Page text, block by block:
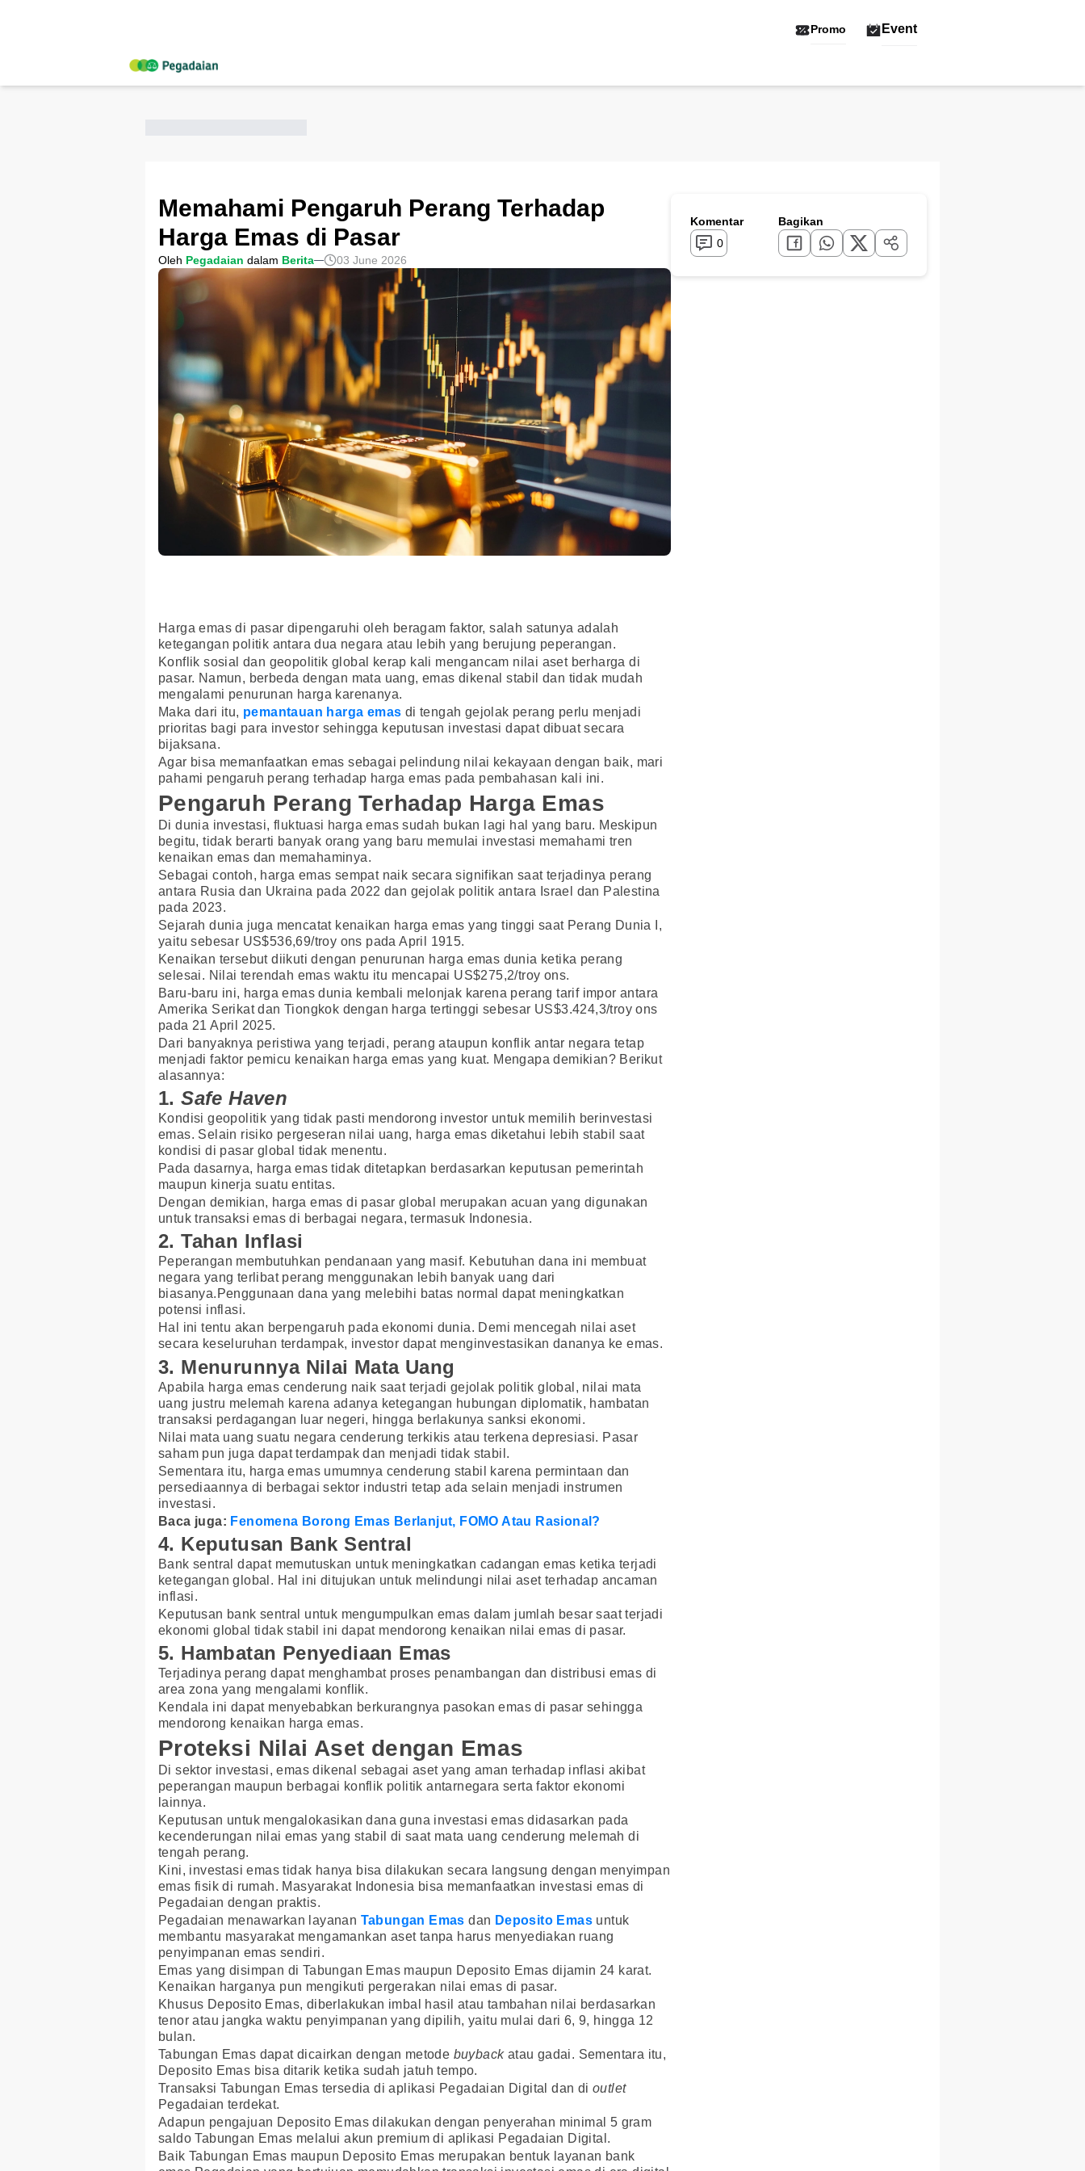
Promo Event
Memahami Pengaruh Perang Terhadap
Harga Emas di Pasar
Oleh Pegadaian dalam Berita 03 June 2026
Harga emas di pasar dipengaruhi oleh beragam faktor, salah satunya adalah
ketegangan politik antara dua negara atau lebih yang berujung peperangan.
Konflik sosial dan geopolitik global kerap kali mengancam nilai aset berharga di
pasar. Namun, berbeda dengan mata uang, emas dikenal stabil dan tidak mudah
mengalami penurunan harga karenanya.
Maka dari itu, pemantauan harga emas di tengah gejolak perang perlu menjadi
prioritas bagi para investor sehingga keputusan investasi dapat dibuat secara
bijaksana.
Agar bisa memanfaatkan emas sebagai pelindung nilai kekayaan dengan baik, mari
pahami pengaruh perang terhadap harga emas pada pembahasan kali ini.
Pengaruh Perang Terhadap Harga Emas
Di dunia investasi, fluktuasi harga emas sudah bukan lagi hal yang baru. Meskipun
begitu, tidak berarti banyak orang yang baru memulai investasi memahami tren
kenaikan emas dan memahaminya.
Sebagai contoh, harga emas sempat naik secara signifikan saat terjadinya perang
antara Rusia dan Ukraina pada 2022 dan gejolak politik antara Israel dan Palestina
pada 2023.
Sejarah dunia juga mencatat kenaikan harga emas yang tinggi saat Perang Dunia I,
yaitu sebesar US$536,69/troy ons pada April 1915.
Kenaikan tersebut diikuti dengan penurunan harga emas dunia ketika perang
selesai. Nilai terendah emas waktu itu mencapai US$275,2/troy ons.
Baru-baru ini, harga emas dunia kembali melonjak karena perang tarif impor antara
Amerika Serikat dan Tiongkok dengan harga tertinggi sebesar US$3.424,3/troy ons
pada 21 April 2025.
Dari banyaknya peristiwa yang terjadi, perang ataupun konflik antar negara tetap
menjadi faktor pemicu kenaikan harga emas yang kuat. Mengapa demikian? Berikut
alasannya:
1.Safe Haven
Kondisi geopolitik yang tidak pasti mendorong investor untuk memilih berinvestasi
emas. Selain risiko pergeseran nilai uang, harga emas diketahui lebih stabil saat
kondisi di pasar global tidak menentu.
Pada dasarnya, harga emas tidak ditetapkan berdasarkan keputusan pemerintah
maupun kinerja suatu entitas.
Dengan demikian, harga emas di pasar global merupakan acuan yang digunakan
untuk transaksi emas di berbagai negara, termasuk Indonesia.
2. Tahan Inflasi
Peperangan membutuhkan pendanaan yang masif. Kebutuhan dana ini membuat
negara yang terlibat perang menggunakan lebih banyak uang dari
biasanya.Penggunaan dana yang melebihi batas normal dapat meningkatkan
potensi inflasi.
Hal ini tentu akan berpengaruh pada ekonomi dunia. Demi mencegah nilai aset
secara keseluruhan terdampak, investor dapat menginvestasikan dananya ke emas.
3. Menurunnya Nilai Mata Uang
Apabila harga emas cenderung naik saat terjadi gejolak politik global, nilai mata
uang justru melemah karena adanya ketegangan hubungan diplomatik, hambatan
transaksi perdagangan luar negeri, hingga berlakunya sanksi ekonomi.
Nilai mata uang suatu negara cenderung terkikis atau terkena depresiasi. Pasar
saham pun juga dapat terdampak dan menjadi tidak stabil.
Sementara itu, harga emas umumnya cenderung stabil karena permintaan dan
persediaannya di berbagai sektor industri tetap ada selain menjadi instrumen
investasi.
Baca juga: Fenomena Borong Emas Berlanjut, FOMO Atau Rasional?
4. Keputusan Bank Sentral
Bank sentral dapat memutuskan untuk meningkatkan cadangan emas ketika terjadi
ketegangan global. Hal ini ditujukan untuk melindungi nilai aset terhadap ancaman
inflasi.
Keputusan bank sentral untuk mengumpulkan emas dalam jumlah besar saat terjadi
ekonomi global tidak stabil ini dapat mendorong kenaikan nilai emas di pasar.
5. Hambatan Penyediaan Emas
Terjadinya perang dapat menghambat proses penambangan dan distribusi emas di
area zona yang mengalami konflik.
Kendala ini dapat menyebabkan berkurangnya pasokan emas di pasar sehingga
mendorong kenaikan harga emas.
Proteksi Nilai Aset dengan Emas
Di sektor investasi, emas dikenal sebagai aset yang aman terhadap inflasi akibat
peperangan maupun berbagai konflik politik antarnegara serta faktor ekonomi
lainnya.
Keputusan untuk mengalokasikan dana guna investasi emas didasarkan pada
kecenderungan nilai emas yang stabil di saat mata uang cenderung melemah di
tengah perang.
Kini, investasi emas tidak hanya bisa dilakukan secara langsung dengan menyimpan
emas fisik di rumah. Masyarakat Indonesia bisa memanfaatkan investasi emas di
Pegadaian dengan praktis.
Pegadaian menawarkan layanan Tabungan Emas dan Deposito Emas untuk
membantu masyarakat mengamankan aset tanpa harus menyediakan ruang
penyimpanan emas sendiri.
Emas yang disimpan di Tabungan Emas maupun Deposito Emas dijamin 24 karat.
Kenaikan harganya pun mengikuti pergerakan nilai emas di pasar.
Khusus Deposito Emas, diberlakukan imbal hasil atau tambahan nilai berdasarkan
tenor atau jangka waktu penyimpanan yang dipilih, yaitu mulai dari 6, 9, hingga 12
bulan.
Tabungan Emas dapat dicairkan dengan metode buybackatau gadai. Sementara itu,
Deposito Emas bisa ditarik ketika sudah jatuh tempo.
Transaksi Tabungan Emas tersedia di aplikasi Pegadaian Digital dan di outlet
Pegadaian terdekat.
Adapun pengajuan Deposito Emas dilakukan dengan penyerahan minimal 5 gram
saldo Tabungan Emas melalui akun premium di aplikasi Pegadaian Digital.
Baik Tabungan Emas maupun Deposito Emas merupakan bentuk layanan bank
Komentar
0
Bagikan